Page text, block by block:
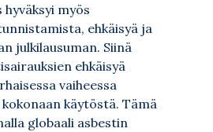
myös
ehkäisyä ja
julkilausuman. Siinä
ehkäisyä
vaiheessa
käytöstä. Tämä
globaali asbestin